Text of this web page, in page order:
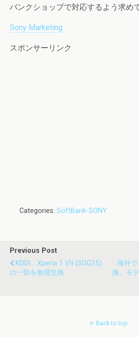
バンクショップで対応するよう求め
Sony Marketing
スポンサーリンク
Categories: SoftBank-SONY
Previous Post
KDDI、Xperia 1 VII (SOG15)
の一部を無償交換
海外
換、モ
Back to top